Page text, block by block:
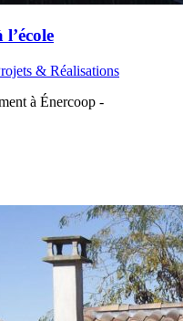
& Réalisations
à Énercoop -